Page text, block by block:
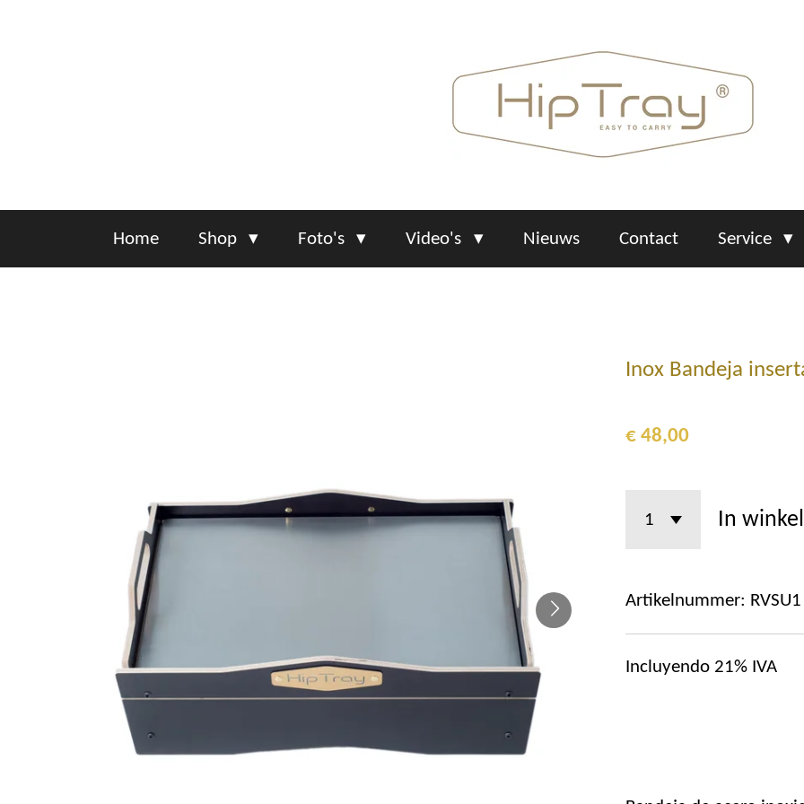
Home Shop Foto's Video's Nieuws Contact Service
Inox Bandeja
€ 48,00
In
Artikelnummer: RVSU1
Incluyendo 21% IVA